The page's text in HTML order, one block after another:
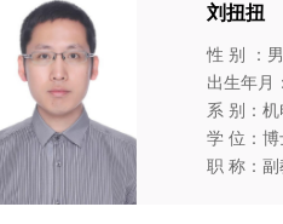
刘扭扭
性 别 ：男
出生年月
系 别：
学 位：博
职 称：